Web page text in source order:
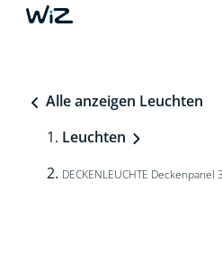
Alle anzeigen Leuchten
Leuchten
DECKENLEUCHTE